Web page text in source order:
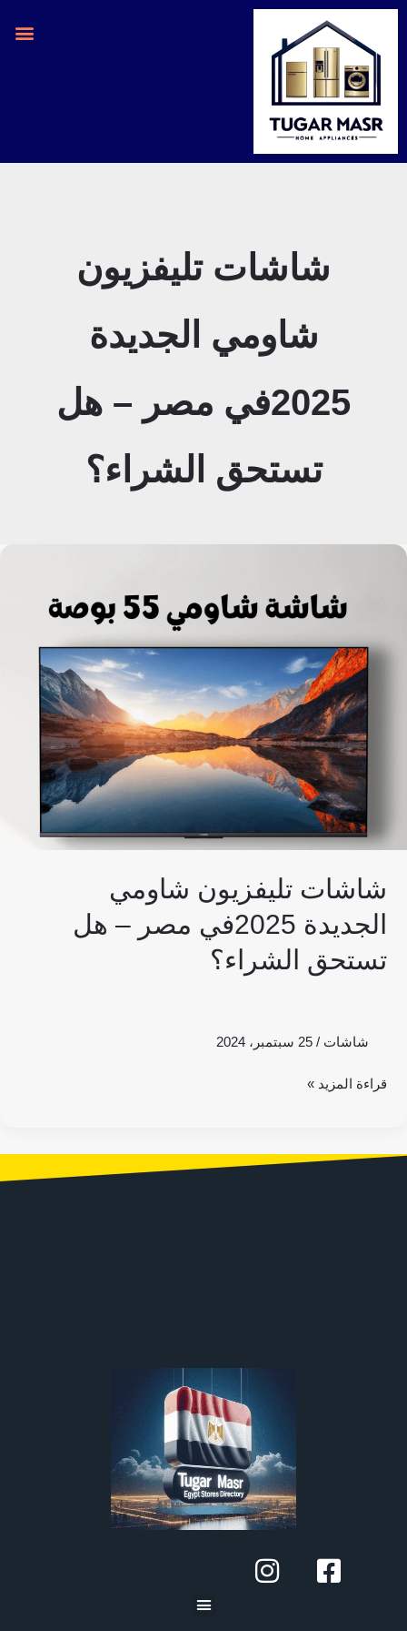
تخطي
المحتوى
شاشات تليفزيون
شاومي الجديدة
2025في مصر – هل
تستحق الشراء؟
شاشات تليفزيون شاومي
الجديدة 2025في مصر – هل
تستحق الشراء؟
شاشات /25 سبتمبر، 2024
شاومي
2025في
تستحق
الشراء؟
قراءة المزيد »